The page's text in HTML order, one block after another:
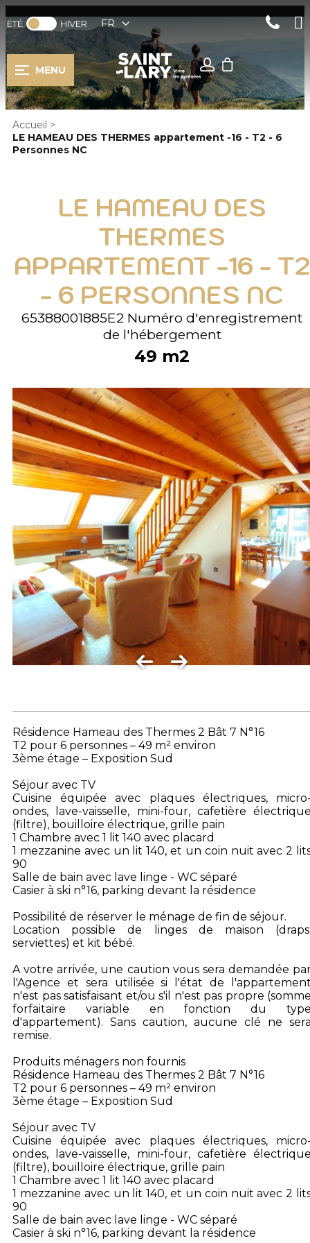
ÉTÉ HIVER FR
MENU
Accueil >
LE HAMEAU DES THERMES appartement -16 - T2 - 6
Personnes NC
LE HAMEAU DES
THERMES
APPARTEMENT -16 - T2
- 6 PERSONNES NC
65388001885E2 Numéro d'enregistrement
de l'hébergement
49 m2
Résidence Hameau des Thermes 2 Bât 7 N°16
T2 pour 6 personnes – 49 m² environ
3ème étage – Exposition Sud
Séjour avec TV
Cuisine équipée avec plaques électriques,
ondes, lave-vaisselle, mini-four, cafetière
(filtre), bouilloire électrique, grille pain
1 Chambre avec 1 lit 140 avec placard
1 mezzanine avec un lit 140, et un coin nuit avec 2
90
Salle de bain avec lave linge - WC séparé
Casier à ski n°16, parking devant la résidence
Possibilité de réserver le ménage de fin de séjour.
Location possible de linges de maison
serviettes) et kit bébé.
A votre arrivée, une caution vous sera demandée
l'Agence et sera utilisée si l'état de
n'est pas satisfaisant et/ou s'il n'est pas propre
forfaitaire variable en fonction du
d'appartement). Sans caution, aucune clé ne
remise.
Produits ménagers non fournis
Résidence Hameau des Thermes 2 Bât 7 N°16
T2 pour 6 personnes – 49 m² environ
3ème étage – Exposition Sud
Séjour avec TV
Cuisine équipée avec plaques électriques,
ondes, lave-vaisselle, mini-four, cafetière
(filtre), bouilloire électrique, grille pain
1 Chambre avec 1 lit 140 avec placard
1 mezzanine avec un lit 140, et un coin nuit avec 2
90
Salle de bain avec lave linge - WC séparé
Casier à ski n°16, parking devant la résidence